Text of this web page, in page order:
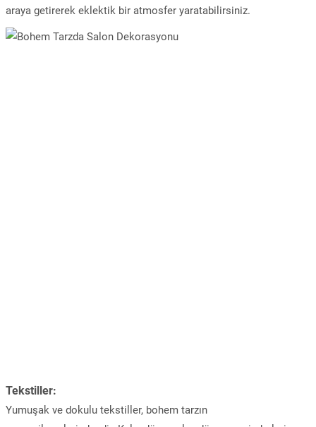
araya getirerek eklektik bir atmosfer yaratabilirsiniz.
Tekstiller:
Yumuşak ve dokulu tekstiller, bohem tarzın